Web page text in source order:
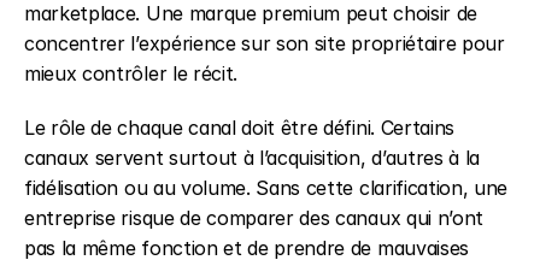
marketplace. Une marque premium peut choisir de
concentrer l’expérience sur son site propriétaire pour
mieux contrôler le récit.
Le rôle de chaque canal doit être défini. Certains
canaux servent surtout à l’acquisition, d’autres à la
fidélisation ou au volume. Sans cette clarification, une
entreprise risque de comparer des canaux qui n’ont
pas la même fonction et de prendre de mauvaises